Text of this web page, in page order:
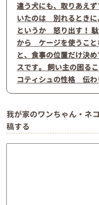
違う犬にも、取りあえ
いたのは 別れるときに
というか 怒り出す！
から ケージを使うこ
と、食事の位置だけ決
スです。 飼い主の困る
コティシュの性格 伝わ
我が家のワンちゃん・ネ
稿する